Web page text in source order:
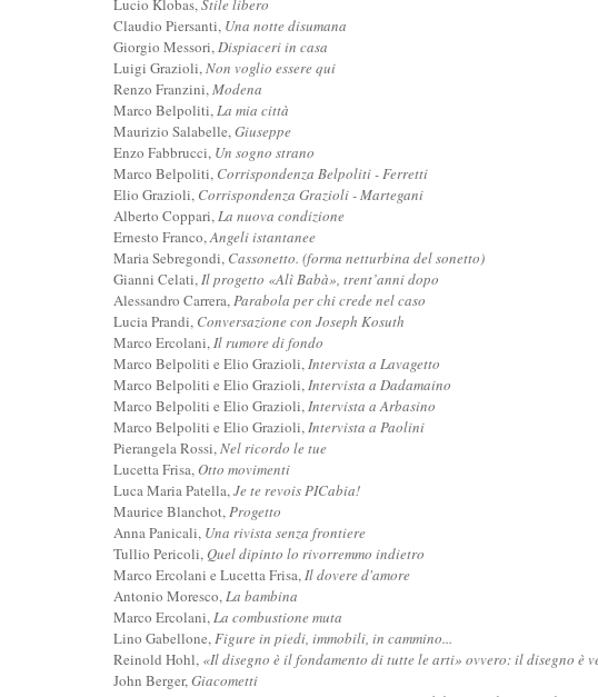
Lucio Klobas,Stile libero
Claudio Piersanti, Una notte disumana
Giorgio Messori,Dispiaceri in casa
Luigi Grazioli,Non voglio essere qui
Renzo Franzini,Modena
Marco Belpoliti,La mia città
Maurizio Salabelle,Giuseppe
Enzo Fabbrucci, Un sogno strano
Marco Belpoliti, Corrispondenza Belpoliti - Ferretti
Elio Grazioli, Corrispondenza Grazioli - Martegani
Alberto Coppari,La nuova condizione
Ernesto Franco,Angeli istantanee
Maria Sebregondi, Cassonetto. (forma netturbina del sonetto)
Gianni Celati,Il progetto «Alì Babà», trent’anni dopo
Alessandro Carrera,Parabola per chi crede nel caso
Lucia Prandi, Conversazione con Joseph Kosuth
Marco Ercolani,Il rumore di fondo
Marco Belpoliti e Elio Grazioli,Intervista a Lavagetto
Marco Belpoliti e Elio Grazioli,Intervista a Dadamaino
Marco Belpoliti e Elio Grazioli,Intervista a Arbasino
Marco Belpoliti e Elio Grazioli,Intervista a Paolini
Pierangela Rossi,Nel ricordo le tue
Lucetta Frisa,Otto movimenti
Luca Maria Patella,Je te revois PICabia!
Maurice Blanchot,Progetto
Anna Panicali, Una rivista senza frontiere
Tullio Pericoli,Quel dipinto lo rivorremmo indietro
Marco Ercolani e Lucetta Frisa,Il dovere d'amore
Antonio Moresco,La bambina
Marco Ercolani,La combustione muta
Lino Gabellone,Figure in piedi, immobili, in cammino...
Reinold Hohl, «Il disegno è il fondamento di tutte le arti» ovvero: il disegno è
John Berger,Giacometti